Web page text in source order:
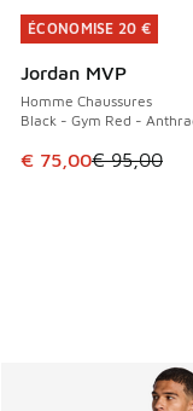
ÉCONOMISE 20 €
Jordan MVP
Homme Chaussures
Black - Gym Red -
Cet article est en
€ 75,00€ 95,00
ÉCONOMISE 20 €